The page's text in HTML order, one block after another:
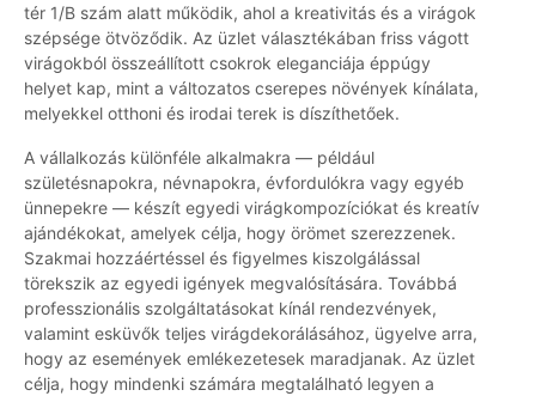
tér 1/B szám alatt működik, ahol a kreativitás és a virágok
szépsége ötvöződik. Az üzlet választékában friss vágott
virágokból összeállított csokrok eleganciája éppúgy
helyet kap, mint a változatos cserepes növények kínálata,
melyekkel otthoni és irodai terek is díszíthetőek.
A vállalkozás különféle alkalmakra — például
születésnapokra, névnapokra, évfordulókra vagy egyéb
ünnepekre — készít egyedi virágkompozíciókat és kreatív
ajándékokat, amelyek célja, hogy örömet szerezzenek.
Szakmai hozzáértéssel és figyelmes kiszolgálással
törekszik az egyedi igények megvalósítására. Továbbá
professzionális szolgáltatásokat kínál rendezvények,
valamint esküvők teljes virágdekorálásához, ügyelve arra,
hogy az események emlékezetesek maradjanak. Az üzlet
célja, hogy mindenki számára megtalálható legyen a